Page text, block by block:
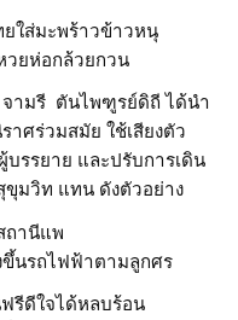
วข้าวหนุ
กล้วยกวน
รี ตันไพฑูรย์ดิถี ได้นำ
าศร่วมสมัย ใช้เสียงตัว
รรยาย และปรับการเดิน
ขุมวิท แทน ดังตัวอย่าง
พ
าตามลูกศร
หลบร้อน